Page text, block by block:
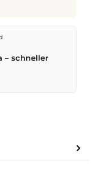
Kriens. Ab
am
Post.
– schneller